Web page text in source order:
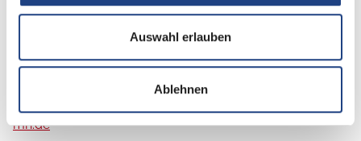
Auswahl erlauben
Ablehnen
suchen und Spaß an der Freizeitbranche haben, dann
senden Sie uns Ihre aussagekräftigen und vollständigen
Bewerbungsunterlagen unter Angabe des
mh.de